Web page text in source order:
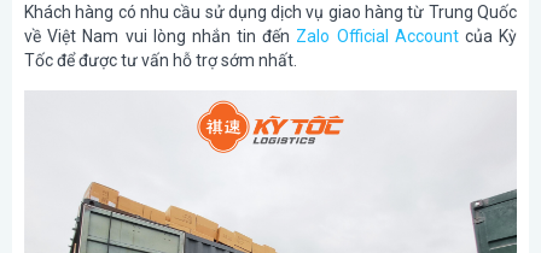
Khách hàng có nhu cầu sử dụng dịch vụ giao hàng từ Trung Quốc
về Việt Nam vui lòng nhắn tin đến Zalo Official Accountcủa Kỳ
Tốc để được tư vấn hỗ trợ sớm nhất.